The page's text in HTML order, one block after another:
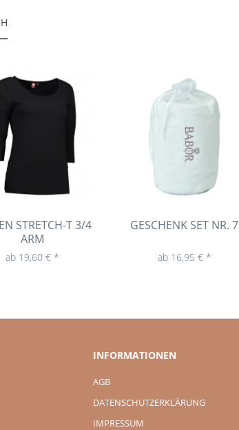
STRETCH-T 3/4
ARM
ab 19,60 € *
GESCHENK SET NR. 7
ab 16,95 € *
INFORMATIONEN
AGB
DATENSCHUTZERKLÄRUNG
IMPRESSUM